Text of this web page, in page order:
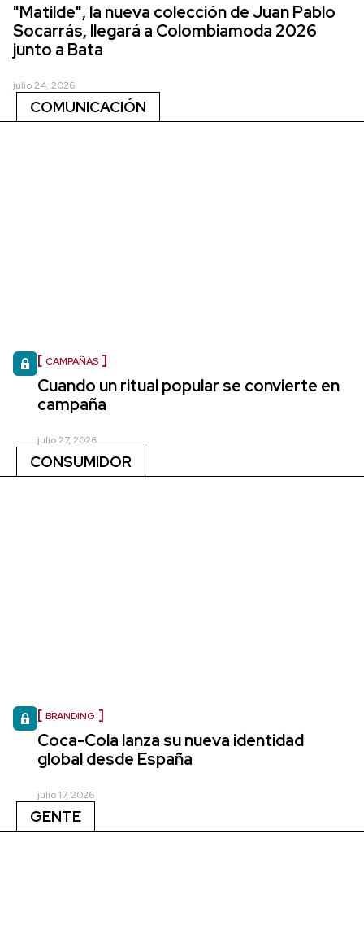
"Matilde", la nueva colección de Juan Pablo
Socarrás, llegará a Colombiamoda 2026
junto a Bata
julio 24, 2026
COMUNICACIÓN
CAMPAÑAS
Cuando un ritual popular se convierte en
campaña
julio 27, 2026
CONSUMIDOR
BRANDING
Coca-Cola lanza su nueva identidad
global desde España
julio 17, 2026
GENTE